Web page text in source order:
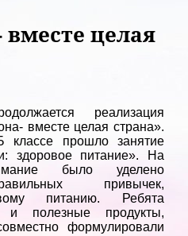
целая
реализация
вместе целая страна».
прошло занятие
здоровое питание». На
было уделено
привычек,
питанию. Ребята
и полезные продукты,
формулировали